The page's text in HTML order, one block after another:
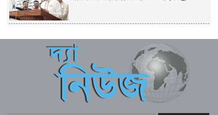
প্রত্যয়ে পঞ্চম দিনের বৃক্ষরোপণ
কক্সবাজারের সমুদ্রসম্পদ, ব্লু ইকোনমি
সম্ভাবনাকে কাজে লাগাতে সরকার বিভিন্ন
পরিকল্পনা নিয়েছে – স্বরাষ্ট্রমন্ত্রী